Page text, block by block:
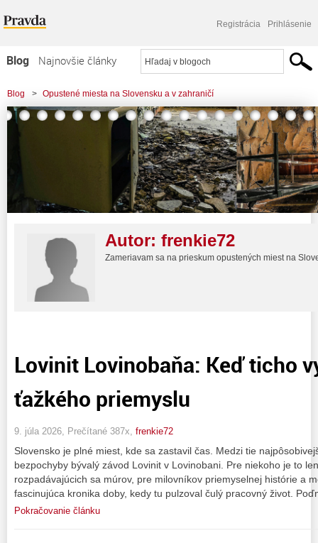
Registrácia Prihlásenie
Blog
Najnovšie články
Najčítanejšie články
Najkomentovanejšie články
Blog > Opustené miesta na Slovensku a v zahraničí
Autor: frenkie72
Zameriavam sa na prieskum opustených miest na
Lovinit Lovinobaňa: Keď ticho
ťažkého priemyslu
9. júla 2026, Prečítané 387x, frenkie72
Slovensko je plné miest, kde sa zastavil čas. Medzi tie
bezpochyby bývalý závod Lovinit v Lovinobani. Pre niekoho je to
rozpadávajúcich sa múrov, pre milovníkov priemyselnej histórie a
fascinujúca kronika doby, kedy tu pulzoval čulý pracovný život.
Pokračovanie článku